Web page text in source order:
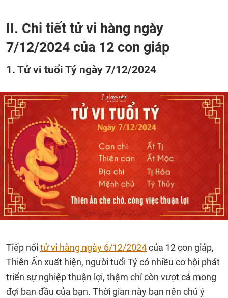
II. Chi tiết tử vi hàng ngày
7/12/2024 của 12 con giáp
1. Tử vi tuổi Tý ngày 7/12/2024
Tiếp nối tử vi hàng ngày 6/12/2024của 12 con giáp,
Thiên Ấn xuất hiện, người tuổi Tý có nhiều cơ hội phát
triển sự nghiệp thuận lợi, thậm chí còn vượt cả mong
đợi ban đầu của bạn. Thời gian này bạn nên chú ý